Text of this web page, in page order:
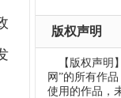
版权声明
【版权声明
网”的所有作
使用的作品，